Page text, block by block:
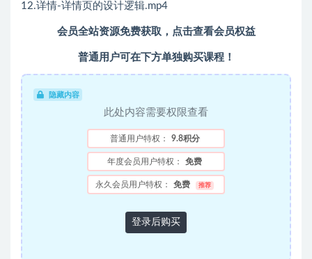
12.详情-详情页的设计逻辑.mp4
会员全站资源免费获取，点击查看会员权益
普通用户可在下方单独购买课程！
隐藏内容
此处内容需要权限查看
普通用户特权： 9.8积分
年度会员用户特权： 免费
永久会员用户特权： 免费 推荐
登录后购买